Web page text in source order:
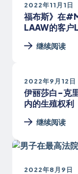
2022年11月1日
福布斯》在
LAAW的客户
继续阅读
2022年9月12日
伊丽莎白-克
内的生殖权利
继续阅读
2022年8月9日